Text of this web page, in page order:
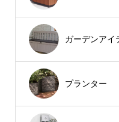
ガーデンアイ
プランター